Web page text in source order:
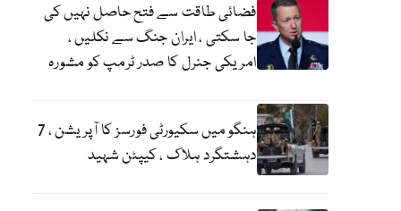
فضائی طاقت سے فتح حاصل نہیں کی
جا سکتی ، ایران جنگ سے نکلیں ،
امریکی جنرل کا صدر ٹرمپ کو مشورہ
ہنگو میں سکیورٹی فورسز کا آپریشن ، 7
دہشتگرد ہلاک ، کیپٹن شہید